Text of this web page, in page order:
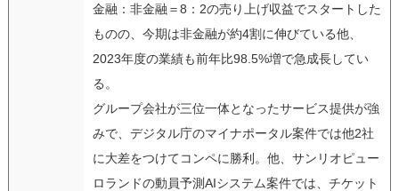
金融：非金融＝8：2の売り上げ収益でスタートした
ものの、今期は非金融が約4割に伸びている他、
2023年度の業績も前年比98.5%増で急成長してい
る。
グループ会社が三位一体となったサービス提供が強
みで、デジタル庁のマイナポータル案件では他2社
に大差をつけてコンペに勝利。他、サンリオピュー
ロランドの動員予測AIシステム案件では、チケット